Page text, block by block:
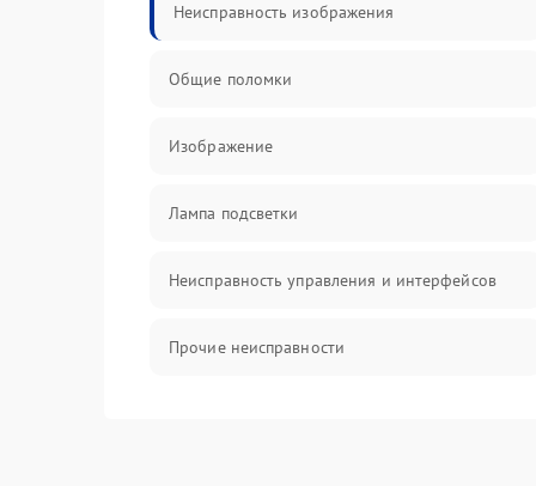
Неисправность изображения
Общие поломки
Изображение
Лампа подсветки
Неисправность управления и интерфейсов
Прочие неисправности